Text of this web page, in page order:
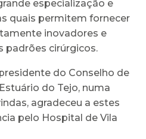
especialização e
quais permitem fornecer
inovadores e
padrões cirúrgicos.
do Conselho de
do Tejo, numa
agradeceu a estes
pelo Hospital de Vila